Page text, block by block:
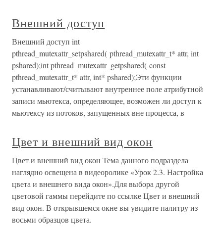
Внешний доступ
Внешний доступ int
pthread_mutexattr_setpshared( pthread_mutexattr_t* attr, int
pshared);int pthread_mutexattr_getpshared( const
pthread_mutexattr_t* attr, int* pshared);Эти функции
устанавливают/считывают внутреннее поле атрибутной
записи мьютекса, определяющее, возможен ли доступ к
мьютексу из потоков, запущенных вне процесса, в
Цвет и внешний вид окон
Цвет и внешний вид окон Тема данного подраздела
наглядно освещена в видеоролике «Урок 2.3. Настройка
цвета и внешнего вида окон».Для выбора другой
цветовой гаммы перейдите по ссылке Цвет и внешний
вид окон. В открывшемся окне вы увидите палитру из
восьми образцов цвета.